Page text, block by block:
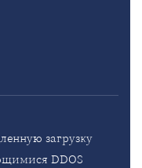
загрузку
DDOS